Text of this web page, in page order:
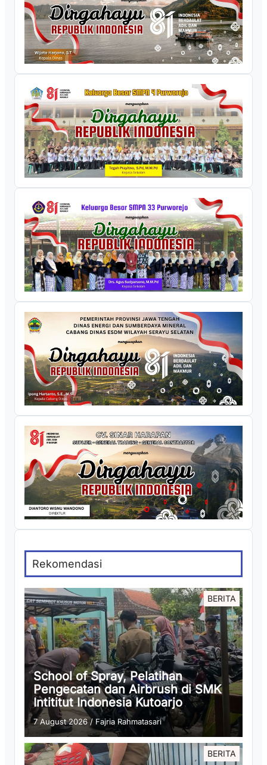
Rekomendasi
BERITA
School of Spray, Pelatihan
Pengecatan dan Airbrush di SMK
Intititut Indonesia Kutoarjo
7 August 2026/ Fajria Rahmatasari
BERITA